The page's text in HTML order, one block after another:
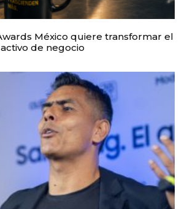
México quiere transformar el
de negocio